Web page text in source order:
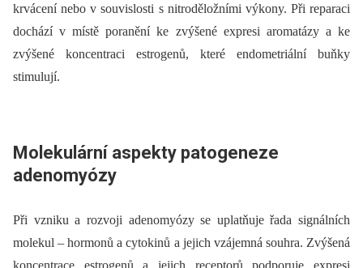
krvácení nebo v souvislosti s nitroděložními výkony. Při reparaci
dochází v místě poranění ke zvýšené expresi aromatázy a ke
zvýšené koncentraci estrogenů, které endometriální buňky
stimulují.
Molekulární aspekty patogeneze
adenomyózy
Při vzniku a rozvoji adenomyózy se uplatňuje řada signálních
molekul –⁠ hormonů a cytokinů a jejich vzájemná souhra. Zvýšená